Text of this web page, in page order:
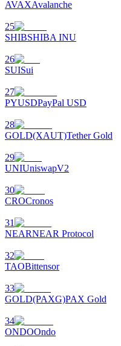
เชิญเพื่อนเพื่อรับรางวั
Deposit CASHCAT & Win
AVAXAvalanche
25
SHIBSHIBA INU
26
SUISui
27
PYUSDPayPal USD
28
GOLD(XAUT)Tether Gold
29
UNIUniswapV2
30
CROCronos
31
NEARNEAR Protocol
32
TAOBittensor
33
GOLD(PAXG)PAX Gold
34
ONDOOndo